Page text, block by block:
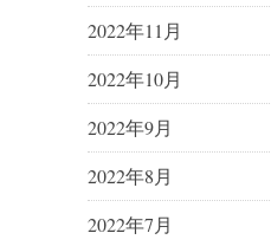
2022年11月
2022年10月
2022年9月
2022年8月
2022年7月